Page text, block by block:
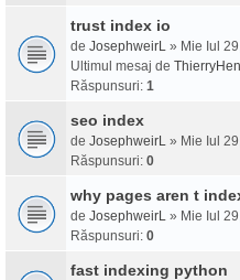
trust index io
de JosephweirL » Mie Iul
Ultimul mesaj de
Răspunsuri: 1
seo index
de JosephweirL » Mie Iul
Răspunsuri: 0
why pages aren t
de JosephweirL » Mie Iul
Răspunsuri: 0
fast indexing python